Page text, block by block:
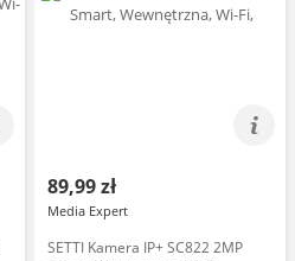
89,99 zł
Media Expert
SETTI Kamera IP+ SC822 2MP